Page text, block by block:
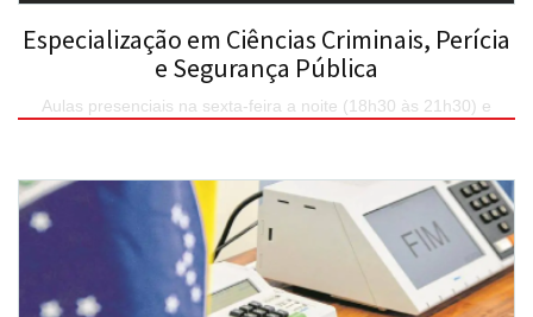
Especialização em Ciências Criminais, Perícia
e Segurança Pública
Aulas presenciais na sexta-feira a noite (18h30 às 21h30) e
SAIBA MAIS